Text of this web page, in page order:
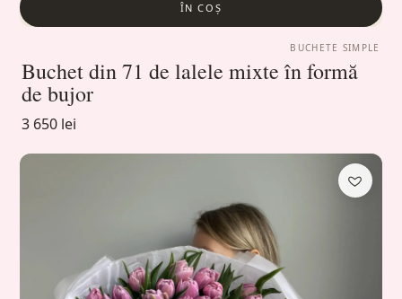
ÎN COȘ
BUCHETE SIMPLE
Buchet din 71 de lalele mixte în formă
de bujor
3 650 lei